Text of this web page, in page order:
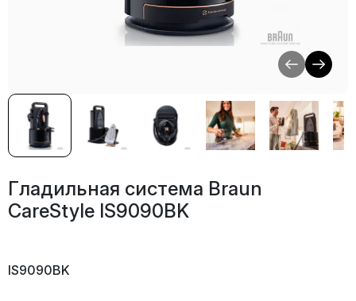
Гладильная система Braun
CareStyle IS9090BK
IS9090BK